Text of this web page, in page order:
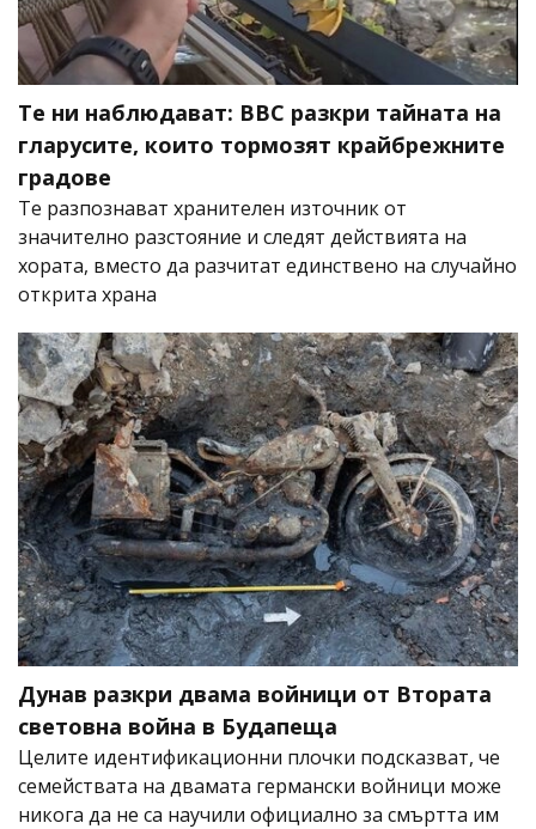
Те ни наблюдават: BBC разкри тайната на
гларусите, които тормозят крайбрежните
градове
Те разпознават хранителен източник от
значително разстояние и следят действията на
хората, вместо да разчитат единствено на случайно
открита храна
Дунав разкри двама войници от Втората
световна война в Будапеща
Целите идентификационни плочки подсказват, че
семействата на двамата германски войници може
никога да не са научили официално за смъртта им